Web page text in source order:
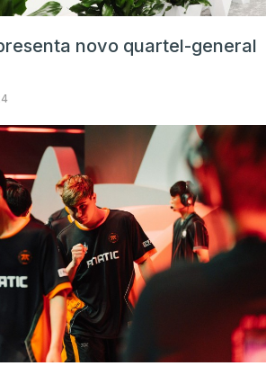
novo quartel-general